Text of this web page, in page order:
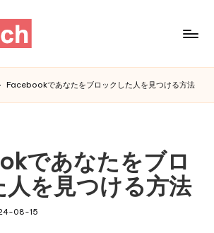
Facebookであなたをブロックした人を見つける方法
であなたをブロ
人を見つける方法
08-15